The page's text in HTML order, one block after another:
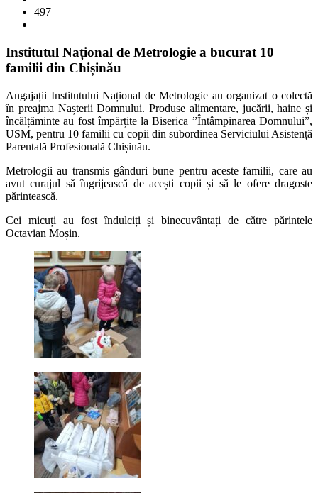
497
Institutul Național de Metrologie a bucurat 10
familii din Chișinău
Angajații Institutului Național de Metrologie au organizat o colectă
în preajma Nașterii Domnului. Produse alimentare, jucării, haine și
încălțăminte au fost împărțite la Biserica ”Întâmpinarea Domnului”,
USM, pentru 10 familii cu copii din subordinea Serviciului Asistență
Parentală Profesională Chișinău.
Metrologii au transmis gânduri bune pentru aceste familii, care au
avut curajul să îngrijească de acești copii și să le ofere dragoste
părintească.
Cei micuți au fost îndulciți și binecuvântați de către părintele
Octavian Moșin.